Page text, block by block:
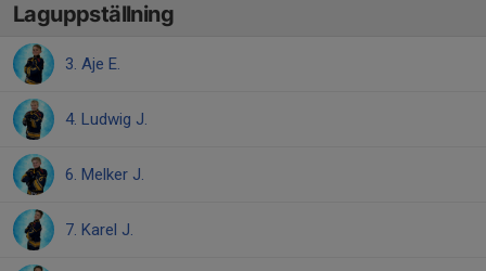
Laguppställning
3. Aje E.
4. Ludwig J.
6. Melker J.
7. Karel J.